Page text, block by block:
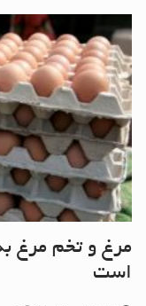
مرغ و تخم مرغ
است